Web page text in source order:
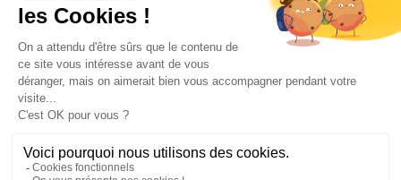
Une solution pour raccrocher
© 2026 - Côté Formations - par Via Compétences
Menu Pied de page